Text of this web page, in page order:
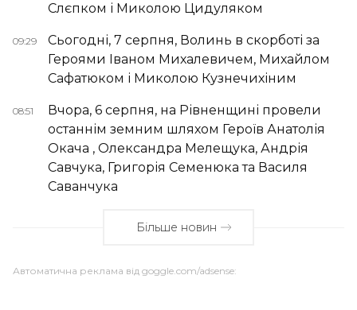
Слєпком і Миколою Цидуляком
09:29
Сьогодні, 7 серпня, Волинь в скорботі за
Героями Іваном Михалевичем, Михайлом
Сафатюком і Миколою Кузнечихіним
08:51
Вчора, 6 серпня, на Рівненщині провели
останнім земним шляхом Героїв Анатолія
Окача , Олександра Мелещука, Андрія
Савчука, Григорія Семенюка та Василя
Саванчука
Більше новин
Автоматична реклама від goggle.com/adsense: